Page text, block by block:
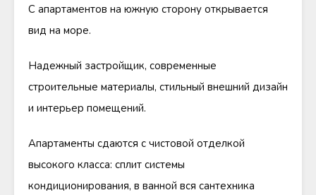
С апартаментов на южную сторону открывается
вид на море.
Надежный застройщик, современные
строительные материалы, стильный внешний дизайн
и интерьер помещений.
Апартаменты сдаются с чистовой отделкой
высокого класса: сплит системы
кондиционирования, в ванной вся сантехника